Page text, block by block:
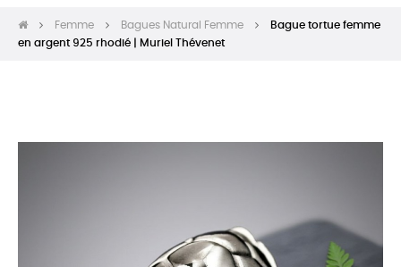
Femme Bagues Natural Femme
Bague tortue femme
en argent 925 rhodié | Muriel Thévenet